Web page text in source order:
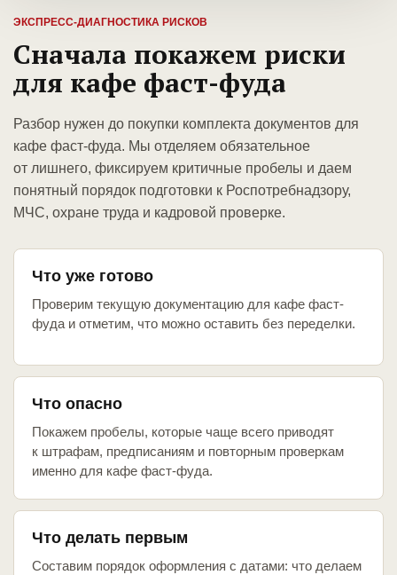
ЭКСПРЕСС-ДИАГНОСТИКА РИСКОВ
Сначала покажем риски
для кафе фаст-фуда
Разбор нужен до покупки комплекта документов для
кафе фаст-фуда. Мы отделяем обязательное
от лишнего, фиксируем критичные пробелы и даем
понятный порядок подготовки к Роспотребнадзору,
МЧС, охране труда и кадровой проверке.
Что уже готово
Проверим текущую документацию для кафе фаст-
фуда и отметим, что можно оставить без переделки.
Что опасно
Покажем пробелы, которые чаще всего приводят
к штрафам, предписаниям и повторным проверкам
именно для кафе фаст-фуда.
Что делать первым
Составим порядок оформления с датами: что делаем